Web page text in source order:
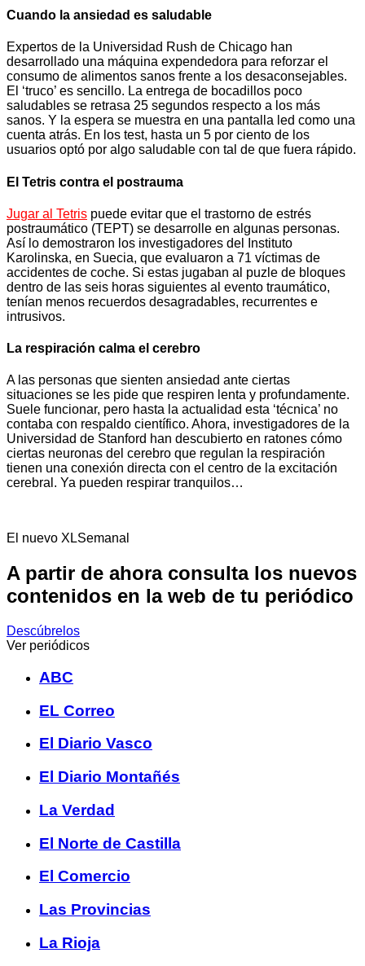
Cuando la ansiedad es saludable
Expertos de la Universidad Rush de Chicago han
desarrollado una máquina expendedora para reforzar el
consumo de alimentos sanos frente a los desaconsejables.
El ‘truco’ es sencillo. La entrega de bocadillos poco
saludables se retrasa 25 segundos respecto a los más
sanos. Y la espera se muestra en una pantalla led como una
cuenta atrás. En los test, hasta un 5 por ciento de los
usuarios optó por algo saludable con tal de que fuera rápido.
El Tetris contra el postrauma
Jugar al Tetris puede evitar que el trastorno de estrés
postraumático (TEPT) se desarrolle en algunas personas.
Así lo demostraron los investigadores del Instituto
Karolinska, en Suecia, que evaluaron a 71 víctimas de
accidentes de coche. Si estas jugaban al puzle de bloques
dentro de las seis horas siguientes al evento traumático,
tenían menos recuerdos desagradables, recurrentes e
intrusivos.
La respiración calma el cerebro
A las personas que sienten ansiedad ante ciertas
situaciones se les pide que respiren lenta y profundamente.
Suele funcionar, pero hasta la actualidad esta ‘técnica’ no
contaba con respaldo científico. Ahora, investigadores de la
Universidad de Stanford han descubierto en ratones cómo
ciertas neuronas del cerebro que regulan la respiración
tienen una conexión directa con el centro de la excitación
cerebral. Ya pueden respirar tranquilos…
El nuevo XLSemanal
A partir de ahora consulta los nuevos
contenidos en la web de tu periódico
Descúbrelos
Ver periódicos
ABC
EL Correo
El Diario Vasco
El Diario Montañés
La Verdad
El Norte de Castilla
El Comercio
Las Provincias
La Rioja